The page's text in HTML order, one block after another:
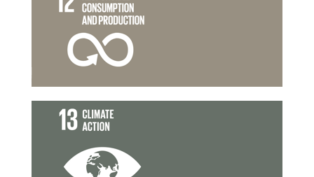
เป้าหมายที่ 12
แผนการบริโภคและการผลิตที่ยั่งยืน
เป้าหมายที่ 13